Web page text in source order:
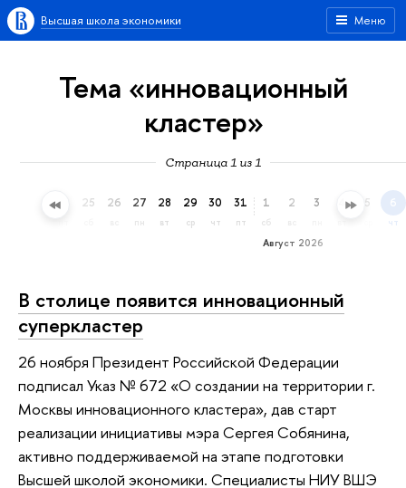
Меню
Высшая школа экономики
Тема «инновационный
кластер»
Страница 1 из 1
24 25 26 27
пн
28
вт
29
ср
30
чт
31
пт
Август 2026
1
сб
2 3 4 5 6
чт
В столице появится инновационный
суперкластер
26 ноября Президент Российской Федерации
подписал Указ № 672 «О создании на территории г.
Москвы инновационного кластера», дав старт
реализации инициативы мэра Сергея Собянина,
активно поддерживаемой на этапе подготовки
Высшей школой экономики. Специалисты НИУ ВШЭ